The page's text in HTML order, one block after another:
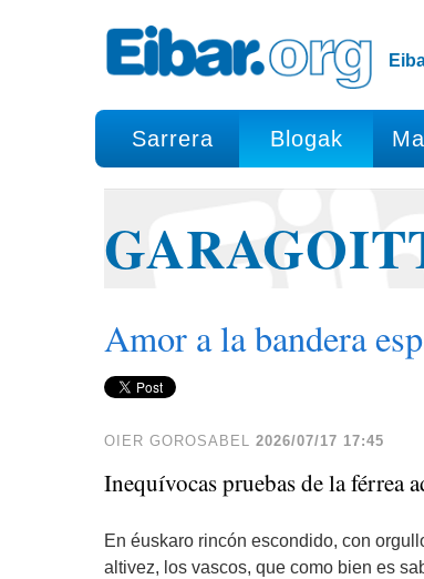
salto
egin
nabigazioara
pertsonalak
Sarrera Blogak
Amor a la bandera
OIER GOROSABEL 2026/07/17 17:45
Inequívocas pruebas de la férrea
En éuskaro rincón escondido, con
altivez, los vascos, que como bien es